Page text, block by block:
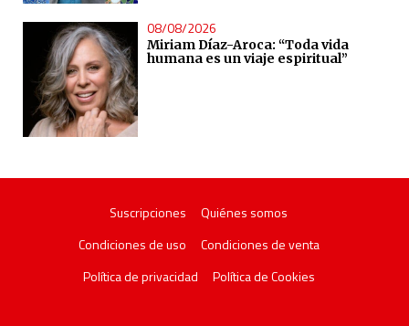
08/08/2026
Miriam Díaz-Aroca: “Toda vida
humana es un viaje espiritual”
Suscripciones
Quiénes somos
Condiciones de uso
Condiciones de venta
Política de privacidad
Política de Cookies